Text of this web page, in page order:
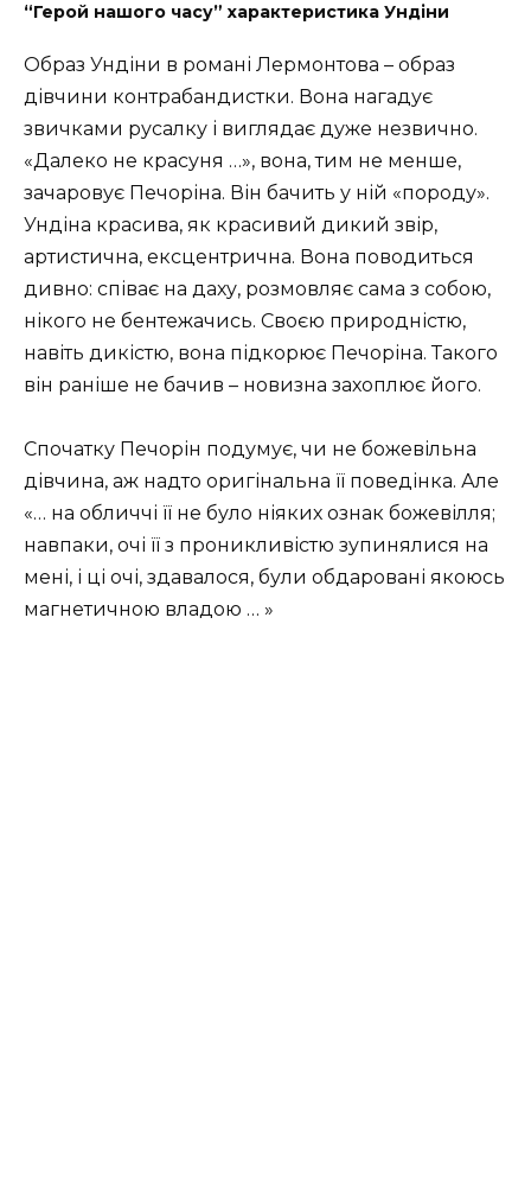
“Герой нашого часу” характеристика Ундіни
Образ Ундіни в романі Лермонтова – образ
дівчини контрабандистки. Вона нагадує
звичками русалку і виглядає дуже незвично.
«Далеко не красуня …», вона, тим не менше,
зачаровує Печоріна. Він бачить у ній «породу».
Ундіна красива, як красивий дикий звір,
артистична, ексцентрична. Вона поводиться
дивно: співає на даху, розмовляє сама з собою,
нікого не бентежачись. Своєю природністю,
навіть дикістю, вона підкорює Печоріна. Такого
він раніше не бачив – новизна захоплює його.
Спочатку Печорін подумує, чи не божевільна
дівчина, аж надто оригінальна її поведінка. Але
«… на обличчі її не було ніяких ознак божевілля;
навпаки, очі її з проникливістю зупинялися на
мені, і ці очі, здавалося, були обдаровані якоюсь
магнетичною владою … »